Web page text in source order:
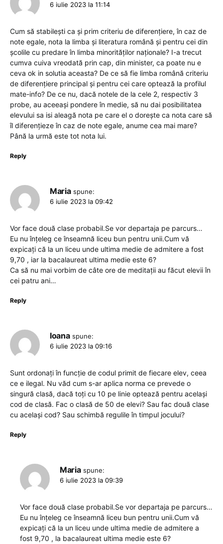
6 iulie 2023 la 11:14
Cum să stabilești ca și prim criteriu de diferențiere, în caz de
note egale, nota la limba și literatura română și pentru cei din
școlile cu predare în limba minorităților naționale? I-a trecut
cumva cuiva vreodată prin cap, din minister, ca poate nu e
ceva ok in solutia aceasta? De ce să fie limba română criteriu
de diferențiere principal și pentru cei care optează la profilul
mate-info? De ce nu, dacă notele de la cele 2, respectiv 3
probe, au aceeași pondere în medie, să nu dai posibilitatea
elevului sa isi aleagă nota pe care el o dorește ca nota care să
îl diferențieze în caz de note egale, anume cea mai mare?
Până la urmă este tot nota lui.
Reply
Maria spune:
6 iulie 2023 la 09:42
Vor face două clase probabil.Se vor departaja pe parcurs…
Eu nu înțeleg ce înseamnă liceu bun pentru unii.Cum vă
expicați că la un liceu unde ultima medie de admitere a fost
9,70 , iar la bacalaureat ultima medie este 6?
Ca să nu mai vorbim de câte ore de meditații au făcut elevii în
cei patru ani…
Reply
Ioana spune:
6 iulie 2023 la 09:16
Sunt ordonați în funcție de codul primit de fiecare elev, ceea
ce e ilegal. Nu văd cum s-ar aplica norma ce prevede o
singură clasă, dacă toți cu 10 pe linie optează pentru același
cod de clasă. Fac o clasă de 50 de elevi? Sau fac două clase
cu același cod? Sau schimbă regulile în timpul jocului?
Reply
Maria spune:
6 iulie 2023 la 09:39
Vor face două clase probabil.Se vor departaja pe parcurs…
Eu nu înțeleg ce înseamnă liceu bun pentru unii.Cum vă
expicați că la un liceu unde ultima medie de admitere a
fost 9,70 , la bacalaureat ultima medie este 6?